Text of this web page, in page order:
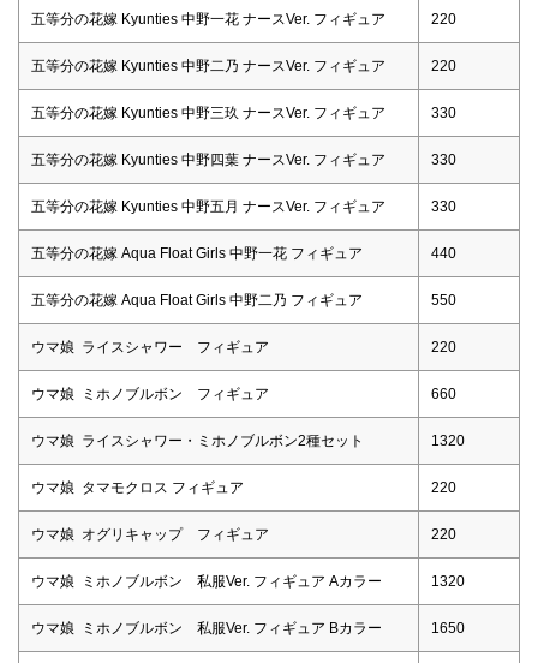
五等分の花嫁 Kyunties 中野一花 ナースVer. フィギュア 220
五等分の花嫁 Kyunties 中野二乃 ナースVer. フィギュア 220
五等分の花嫁 Kyunties 中野三玖 ナースVer. フィギュア 330
五等分の花嫁 Kyunties 中野四葉 ナースVer. フィギュア 330
五等分の花嫁 Kyunties 中野五月 ナースVer. フィギュア 330
五等分の花嫁 Aqua Float Girls 中野一花 フィギュア 440
五等分の花嫁 Aqua Float Girls 中野二乃 フィギュア 550
ウマ娘 ライスシャワー フィギュア 220
ウマ娘 ミホノブルボン フィギュア 660
ウマ娘 ライスシャワー・ミホノブルボン2種セット 1320
ウマ娘 タマモクロス フィギュア 220
ウマ娘 オグリキャップ フィギュア 220
ウマ娘 ミホノブルボン 私服Ver. フィギュア Aカラー 1320
ウマ娘 ミホノブルボン 私服Ver. フィギュア Bカラー 1650